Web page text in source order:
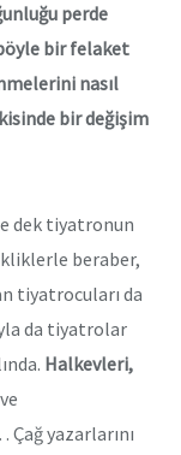
perde
bir felaket
nasıl
bir değişim
dek tiyatronun
beraber,
tiyatrocuları da
da tiyatrolar
Halkevleri,
Çağ yazarlarını